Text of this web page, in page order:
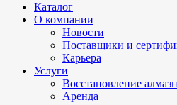
Каталог
О компании
Новости
Поставщики и
Карьера
Услуги
Восстановление
Аренда